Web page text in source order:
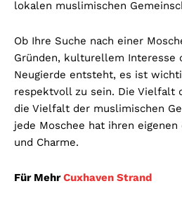
lokalen muslimischen
Ob Ihre Suche nach einer
Gründen, kulturellem Interesse
Neugierde entsteht, es ist
respektvoll zu sein. Die Vielfalt
die Vielfalt der muslimischen
jede Moschee hat ihren
und Charme.
Für MehrCuxhaven Strand